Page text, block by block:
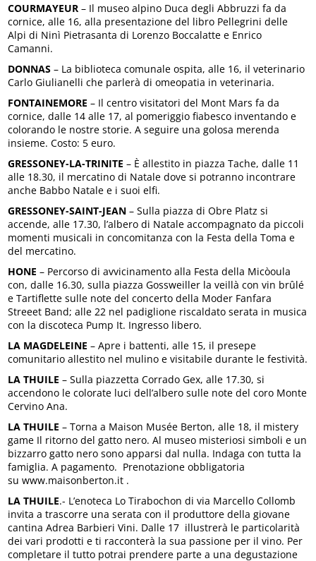
COURMAYEUR – Il museo alpino Duca degli Abbruzzi fa da
cornice, alle 16, alla presentazione del libro Pellegrini delle
Alpi di Ninì Pietrasanta di Lorenzo Boccalatte e Enrico
Camanni.
DONNAS – La biblioteca comunale ospita, alle 16, il veterinario
Carlo Giulianelli che parlerà di omeopatia in veterinaria.
FONTAINEMORE – Il centro visitatori del Mont Mars fa da
cornice, dalle 14 alle 17, al pomeriggio fiabesco inventando e
colorando le nostre storie. A seguire una golosa merenda
insieme. Costo: 5 euro.
GRESSONEY-LA-TRINITE – È allestito in piazza Tache, dalle 11
alle 18.30, il mercatino di Natale dove si potranno incontrare
anche Babbo Natale e i suoi elfi.
GRESSONEY-SAINT-JEAN – Sulla piazza di Obre Platz si
accende, alle 17.30, l’albero di Natale accompagnato da piccoli
momenti musicali in concomitanza con la Festa della Toma e
del mercatino.
HONE – Percorso di avvicinamento alla Festa della Micòoula
con, dalle 16.30, sulla piazza Gossweiller la veillà con vin brûlé
e Tartiflette sulle note del concerto della Moder Fanfara
Streeet Band; alle 22 nel padiglione riscaldato serata in musica
con la discoteca Pump It. Ingresso libero.
LA MAGDELEINE – Apre i battenti, alle 15, il presepe
comunitario allestito nel mulino e visitabile durante le festività.
LA THUILE – Sulla piazzetta Corrado Gex, alle 17.30, si
accendono le colorate luci dell’albero sulle note del coro Monte
Cervino Ana.
LA THUILE – Torna a Maison Musée Berton, alle 18, il mistery
game Il ritorno del gatto nero. Al museo misteriosi simboli e un
bizzarro gatto nero sono apparsi dal nulla. Indaga con tutta la
famiglia. A pagamento. Prenotazione obbligatoria
su www.maisonberton.it .
LA THUILE.- L’enoteca Lo Tirabochon di via Marcello Collomb
invita a trascorre una serata con il produttore della giovane
cantina Adrea Barbieri Vini. Dalle 17 illustrerà le particolarità
dei vari prodotti e ti racconterà la sua passione per il vino. Per
completare il tutto potrai prendere parte a una degustazione